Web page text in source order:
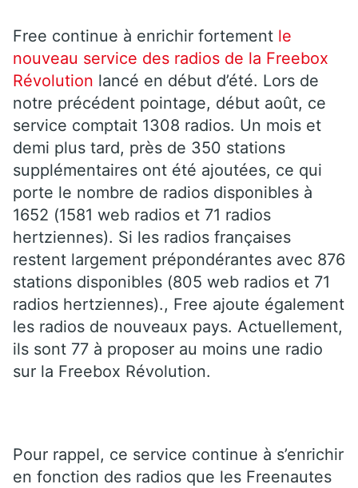
Free continue à enrichir fortement le
nouveau service des radios de la Freebox
Révolution lancé en début d’été. Lors de
notre précédent pointage, début août, ce
service comptait 1308 radios. Un mois et
demi plus tard, près de 350 stations
supplémentaires ont été ajoutées, ce qui
porte le nombre de radios disponibles à
1652 (1581 web radios et 71 radios
hertziennes). Si les radios françaises
restent largement prépondérantes avec 876
stations disponibles (805 web radios et 71
radios hertziennes)., Free ajoute également
les radios de nouveaux pays. Actuellement,
ils sont 77 à proposer au moins une radio
sur la Freebox Révolution.
Pour rappel, ce service continue à s’enrichir
en fonction des radios que les Freenautes